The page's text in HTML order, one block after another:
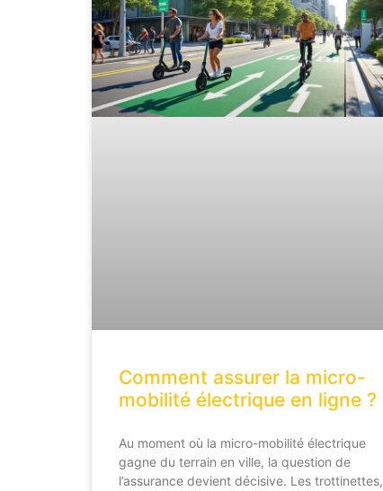
Comment assurer la micro-
mobilité électrique en ligne ?
Au moment où la micro-mobilité électrique
gagne du terrain en ville, la question de
l’assurance devient décisive. Les trottinettes,